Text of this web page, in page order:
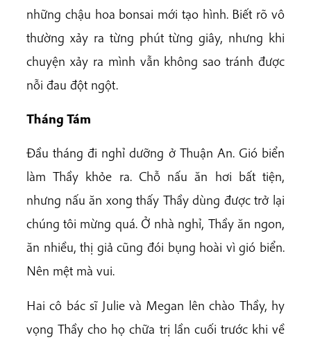
những chậu hoa bonsai mới tạo hình. Biết rõ vô
thường xảy ra từng phút từng giây, nhưng khi
chuyện xảy ra mình vẫn không sao tránh được
nỗi đau đột ngột.
Tháng Tám
Đầu tháng đi nghỉ dưỡng ở Thuận An. Gió biển
làm Thầy khỏe ra. Chỗ nấu ăn hơi bất tiện,
nhưng nấu ăn xong thấy Thầy dùng được trở lại
chúng tôi mừng quá. Ở nhà nghỉ, Thầy ăn ngon,
ăn nhiều, thị giả cũng đói bụng hoài vì gió biển.
Nên mệt mà vui.
Hai cô bác sĩ Julie và Megan lên chào Thầy, hy
vọng Thầy cho họ chữa trị lần cuối trước khi về